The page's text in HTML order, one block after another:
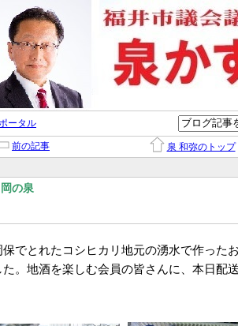
ータル
前の記事 泉 和弥のトップ
岡の泉
保でとれたコシヒカリ地元の湧水で作った
た。地酒を楽しむ会員の皆さんに、本日配